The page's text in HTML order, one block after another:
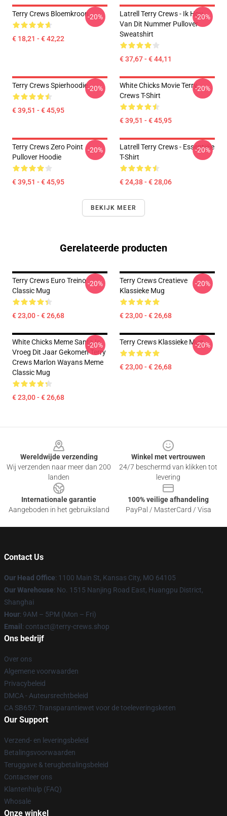
Terry Crews Bloemkroon
€ 18,21 - € 42,22
-20%
Latrell Terry Crews - Ik Hou
Van Dit Nummer Pullover
Sweatshirt
€ 37,67 - € 44,11
-20%
Terry Crews Spierhoodie
€ 39,51 - € 45,95
-20%
White Chicks Movie Terry
Crews T-Shirt
€ 39,51 - € 45,95
-20%
Terry Crews Zero Point
Pullover Hoodie
€ 39,51 - € 45,95
-20%
Latrell Terry Crews - Essentiële
T-Shirt
€ 24,38 - € 28,06
-20%
BEKIJK MEER
Gerelateerde producten
Terry Crews Euro Treino
Classic Mug
€ 23,00 - € 26,68
-20%
Terry Crews Creatieve
Klassieke Mug
€ 23,00 - € 26,68
-20%
White Chicks Meme Santa Is
Vroeg Dit Jaar Gekomen Terry
Crews Marlon Wayans Meme
Classic Mug
€ 23,00 - € 26,68
-20% Terry Crews Klassieke Mug
€ 23,00 - € 26,68
-20%
Wereldwijde verzending
Wij verzenden naar meer dan 200
landen
Winkel met vertrouwen
24/7 beschermd van klikken tot
levering
Internationale garantie
Aangeboden in het gebruiksland
100% veilige afhandeling
PayPal / MasterCard / Visa
Contact Us
Our Head Office: 1100 Main St, Kansas City, MO 64105
Our Warehouse: No. 1515 Nanjing Road East, Huangpu District,
Shanghai
Hour: 9AM – 5PM (Mon – Fri)
Email : contact@terry-crews.shop
Ons bedrijf
Over ons
Algemene voorwaarden
Privacybeleid
DMCA - Auteursrechtbeleid
CA SB657: Transparantiewet voor de toeleveringsketen
Our Support
Verzend- en leveringsbeleid
Betalingsvoorwaarden
Teruggave & terugbetalingsbeleid
Contacteer ons
Klantenhulp (FAQ)
Whosale
Onze winkel